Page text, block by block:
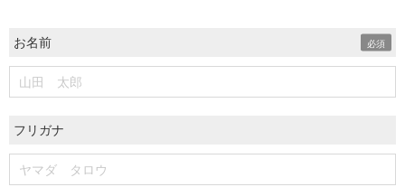
お名前
フリガナ